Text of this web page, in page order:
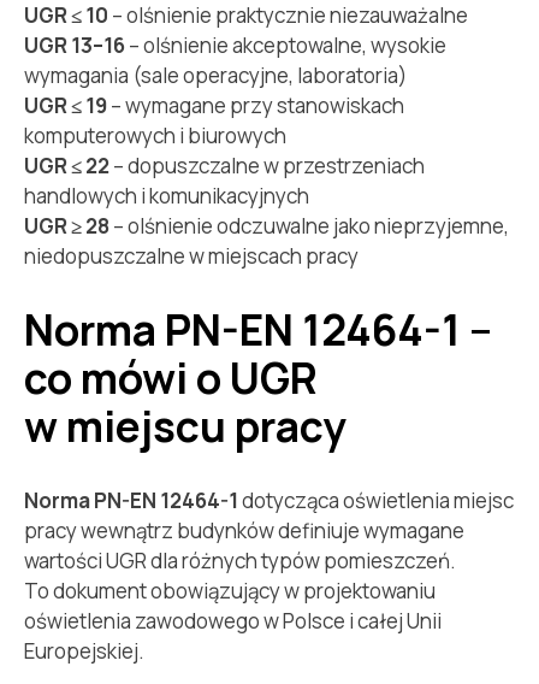
UGR ≤ 10 – olśnienie praktycznie niezauważalne
UGR 13–16– olśnienie akceptowalne, wysokie
wymagania (sale operacyjne, laboratoria)
UGR ≤ 19– wymagane przy stanowiskach
komputerowych i biurowych
UGR ≤ 22– dopuszczalne w przestrzeniach
handlowych i komunikacyjnych
UGR ≥ 28 – olśnienie odczuwalne jako nieprzyjemne,
niedopuszczalne w miejscach pracy
Norma PN-EN 12464-1 –
co mówi o UGR
w miejscu pracy
Norma PN-EN 12464-1dotycząca oświetlenia miejsc
pracy wewnątrz budynków definiuje wymagane
wartości UGR dla różnych typów pomieszczeń.
To dokument obowiązujący w projektowaniu
oświetlenia zawodowego w Polsce i całej Unii
Europejskiej.